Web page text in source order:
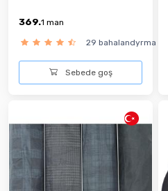
369.1 man
29 bahalandyrma
Sebede goş